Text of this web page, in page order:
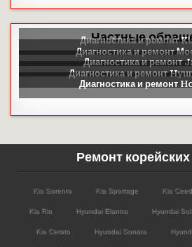
Частные
Ремонт
Kia Sorento Kia Sportage Kia Ceed
Kia Rio Hyundai Elantra Hyundai
Kia Cerato Hyundai Sonata